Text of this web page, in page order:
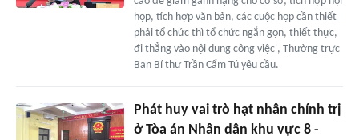
họp, tích hợp văn bản, các cuộc họp cần thiết
phải tổ chức thì tổ chức ngắn gọn, thiết thực,
đi thẳng vào nội dung công việc', Thường trực
Ban Bí thư Trần Cẩm Tú yêu cầu.
Phát huy vai trò hạt nhân chính trị
ở Tòa án Nhân dân khu vực 8 -